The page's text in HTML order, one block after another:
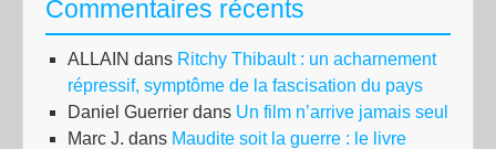
Commentaires récents
ALLAIN dans Ritchy Thibault : un acharnement
répressif, symptôme de la fascisation du pays
Daniel Guerrier dans Un film n’arrive jamais seul
Marc J. dans Maudite soit la guerre : le livre